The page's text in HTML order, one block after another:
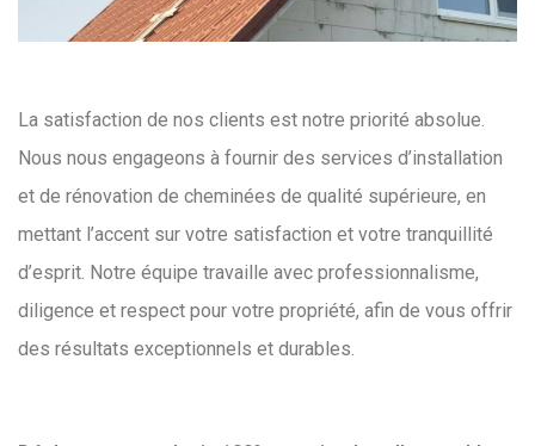
La satisfaction de nos clients est notre priorité absolue.
Nous nous engageons à fournir des services d’installation
et de rénovation de cheminées de qualité supérieure, en
mettant l’accent sur votre satisfaction et votre tranquillité
d’esprit. Notre équipe travaille avec professionnalisme,
diligence et respect pour votre propriété, afin de vous offrir
des résultats exceptionnels et durables.